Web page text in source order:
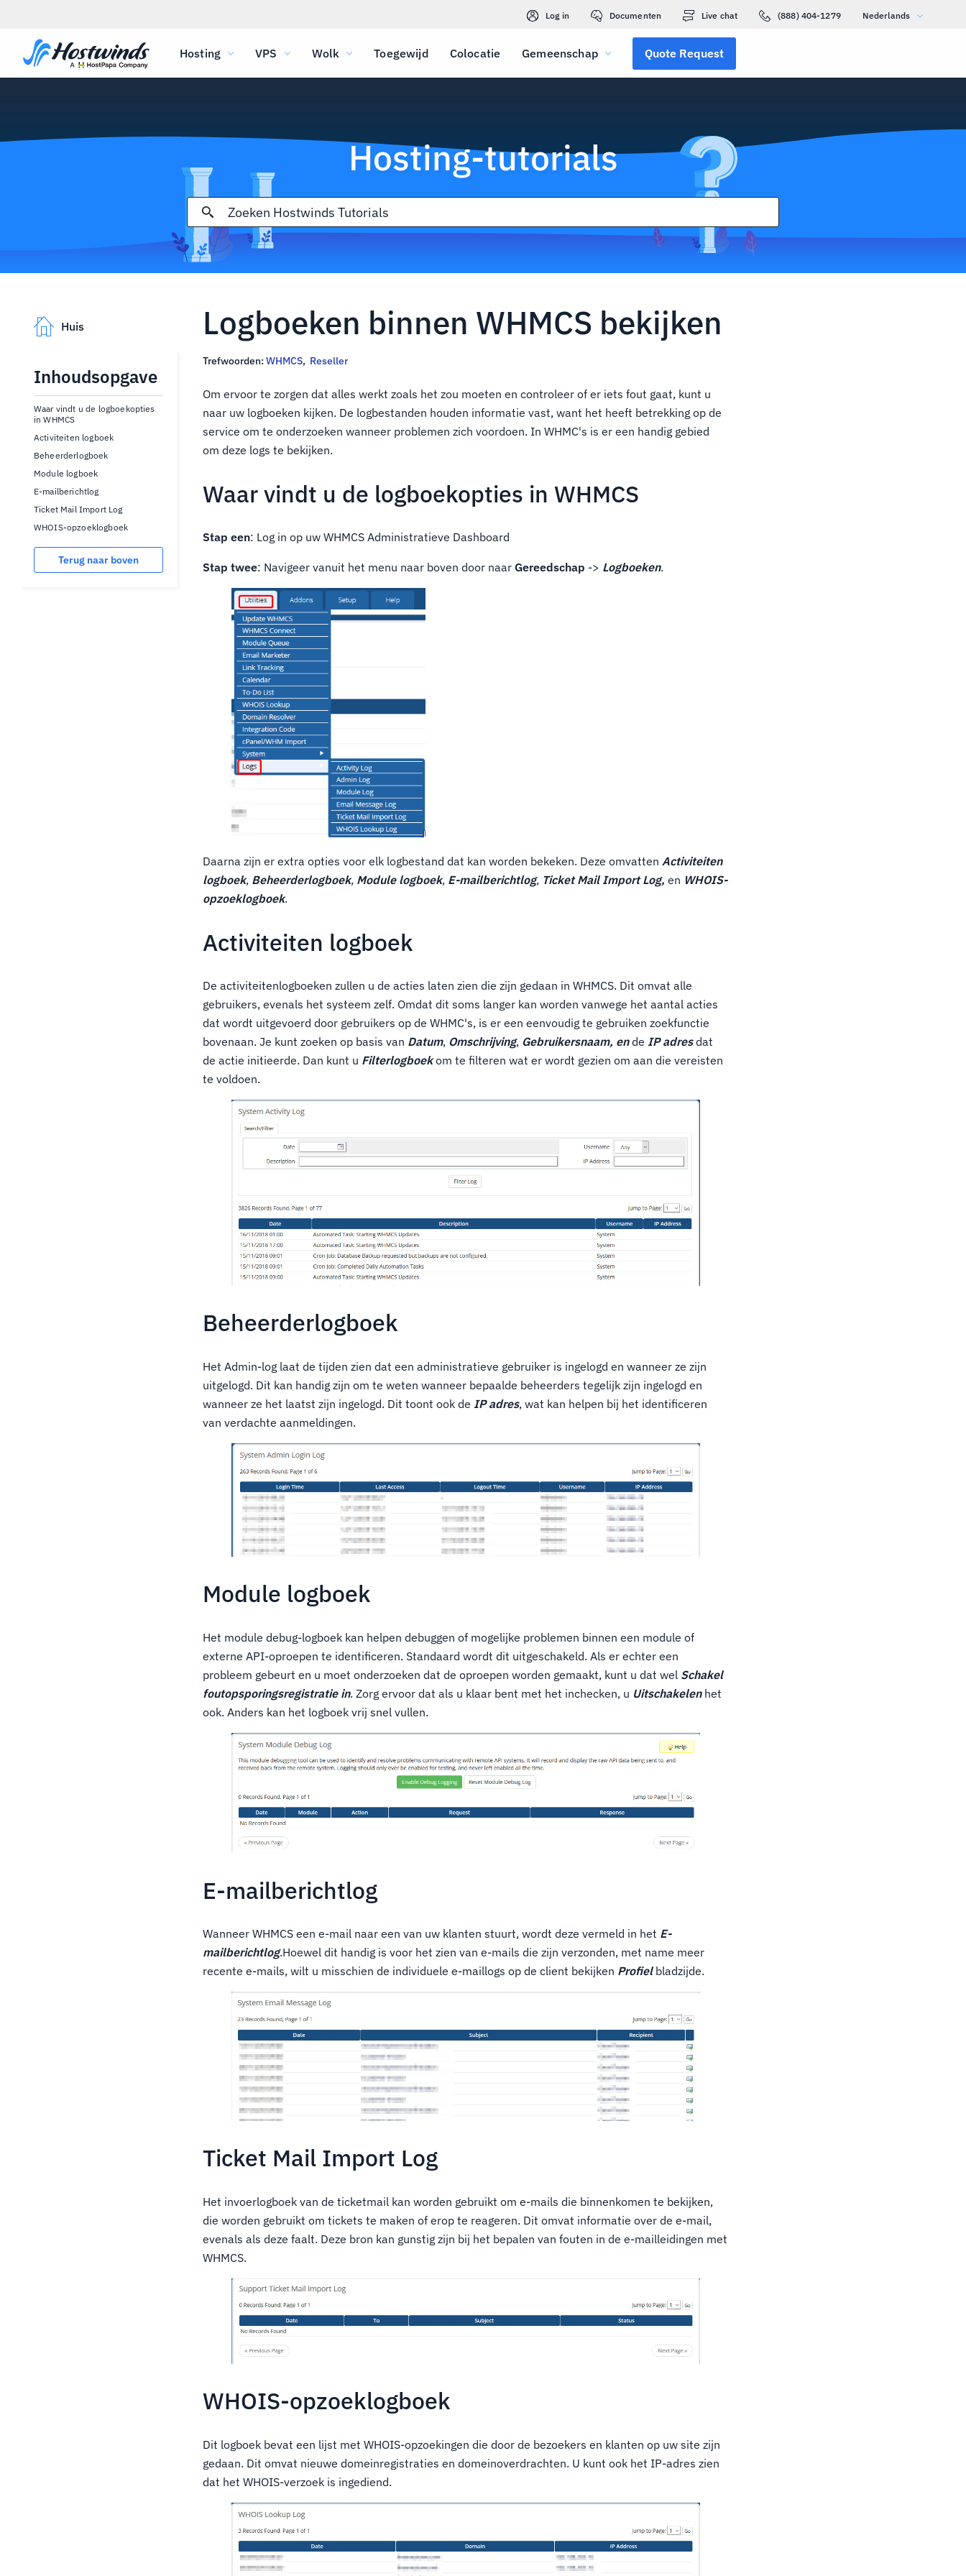
Log in Documenten Live chat (888) 404-1279 Nederlands
Hosting VPS Wolk Toegewijd Colocatie Gemeenschap Quote Request
Hosting-tutorials
Huis
Inhoudsopgave
Waar vindt u de logboekopties
in WHMCS
Activiteiten logboek
Beheerderlogboek
Module logboek
E-mailberichtlog
Ticket Mail Import Log
WHOIS-opzoeklogboek
Terug naar boven
Logboeken binnen WHMCS bekijken
Trefwoorden: WHMCS, Reseller
Om ervoor te zorgen dat alles werkt zoals het zou moeten en controleer of er iets fout gaat, kunt u
naar uw logboeken kijken. De logbestanden houden informatie vast, want het heeft betrekking op de
service om te onderzoeken wanneer problemen zich voordoen. In WHMC's is er een handig gebied
om deze logs te bekijken.
Waar vindt u de logboekopties in WHMCS
Stap een: Log in op uw WHMCS Administratieve Dashboard
Stap twee: Navigeer vanuit het menu naar boven door naarGereedschap -> Logboeken.
Daarna zijn er extra opties voor elk logbestand dat kan worden bekeken. Deze omvattenActiviteiten
logboek, Beheerderlogboek, Module logboek, E-mailberichtlog, Ticket Mail Import Log, en WHOIS-
opzoeklogboek.
Activiteiten logboek
De activiteitenlogboeken zullen u de acties laten zien die zijn gedaan in WHMCS. Dit omvat alle
gebruikers, evenals het systeem zelf. Omdat dit soms langer kan worden vanwege het aantal acties
dat wordt uitgevoerd door gebruikers op de WHMC's, is er een eenvoudig te gebruiken zoekfunctie
bovenaan. Je kunt zoeken op basis van Datum, Omschrijving, Gebruikersnaam, ende IP adresdat
de actie initieerde. Dan kunt u Filterlogboekom te filteren wat er wordt gezien om aan die vereisten
te voldoen.
Beheerderlogboek
Het Admin-log laat de tijden zien dat een administratieve gebruiker is ingelogd en wanneer ze zijn
uitgelogd. Dit kan handig zijn om te weten wanneer bepaalde beheerders tegelijk zijn ingelogd en
wanneer ze het laatst zijn ingelogd. Dit toont ook de IP adres, wat kan helpen bij het identificeren
van verdachte aanmeldingen.
Module logboek
Het module debug-logboek kan helpen debuggen of mogelijke problemen binnen een module of
externe API-oproepen te identificeren. Standaard wordt dit uitgeschakeld. Als er echter een
probleem gebeurt en u moet onderzoeken dat de oproepen worden gemaakt, kunt u dat wel Schakel
foutopsporingsregistratie in. Zorg ervoor dat als u klaar bent met het inchecken, u Uitschakelenhet
ook. Anders kan het logboek vrij snel vullen.
E-mailberichtlog
Wanneer WHMCS een e-mail naar een van uw klanten stuurt, wordt deze vermeld in het E-
mailberichtlog.Hoewel dit handig is voor het zien van e-mails die zijn verzonden, met name meer
recente e-mails, wilt u misschien de individuele e-maillogs op de client bekijken Profielbladzijde.
Ticket Mail Import Log
Het invoerlogboek van de ticketmail kan worden gebruikt om e-mails die binnenkomen te bekijken,
die worden gebruikt om tickets te maken of erop te reageren. Dit omvat informatie over de e-mail,
evenals als deze faalt. Deze bron kan gunstig zijn bij het bepalen van fouten in de e-mailleidingen met
WHMCS.
WHOIS-opzoeklogboek
Dit logboek bevat een lijst met WHOIS-opzoekingen die door de bezoekers en klanten op uw site zijn
gedaan. Dit omvat nieuwe domeinregistraties en domeinoverdrachten. U kunt ook het IP-adres zien
dat het WHOIS-verzoek is ingediend.